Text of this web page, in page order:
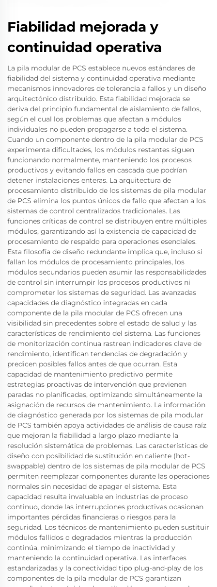
Fiabilidad mejorada y
continuidad operativa
La pila modular de PCS establece nuevos estándares de
fiabilidad del sistema y continuidad operativa mediante
mecanismos innovadores de tolerancia a fallos y un diseño
arquitectónico distribuido. Esta fiabilidad mejorada se
deriva del principio fundamental de aislamiento de fallos,
según el cual los problemas que afectan a módulos
individuales no pueden propagarse a todo el sistema.
Cuando un componente dentro de la pila modular de PCS
experimenta dificultades, los módulos restantes siguen
funcionando normalmente, manteniendo los procesos
productivos y evitando fallos en cascada que podrían
detener instalaciones enteras. La arquitectura de
procesamiento distribuido de los sistemas de pila modular
de PCS elimina los puntos únicos de fallo que afectan a los
sistemas de control centralizados tradicionales. Las
funciones críticas de control se distribuyen entre múltiples
módulos, garantizando así la existencia de capacidad de
procesamiento de respaldo para operaciones esenciales.
Esta filosofía de diseño redundante implica que, incluso si
fallan los módulos de procesamiento principales, los
módulos secundarios pueden asumir las responsabilidades
de control sin interrumpir los procesos productivos ni
comprometer los sistemas de seguridad. Las avanzadas
capacidades de diagnóstico integradas en cada
componente de la pila modular de PCS ofrecen una
visibilidad sin precedentes sobre el estado de salud y las
características de rendimiento del sistema. Las funciones
de monitorización continua rastrean indicadores clave de
rendimiento, identifican tendencias de degradación y
predicen posibles fallos antes de que ocurran. Esta
capacidad de mantenimiento predictivo permite
estrategias proactivas de intervención que previenen
paradas no planificadas, optimizando simultáneamente la
asignación de recursos de mantenimiento. La información
de diagnóstico generada por los sistemas de pila modular
de PCS también apoya actividades de análisis de causa raíz
que mejoran la fiabilidad a largo plazo mediante la
resolución sistemática de problemas. Las características de
diseño con posibilidad de sustitución en caliente (hot-
swappable) dentro de los sistemas de pila modular de PCS
permiten reemplazar componentes durante las operaciones
normales sin necesidad de apagar el sistema. Esta
capacidad resulta invaluable en industrias de proceso
continuo, donde las interrupciones productivas ocasionan
importantes pérdidas financieras o riesgos para la
seguridad. Los técnicos de mantenimiento pueden sustituir
módulos fallidos o degradados mientras la producción
continúa, minimizando el tiempo de inactividad y
manteniendo la continuidad operativa. Las interfaces
estandarizadas y la conectividad tipo plug-and-play de los
componentes de la pila modular de PCS garantizan